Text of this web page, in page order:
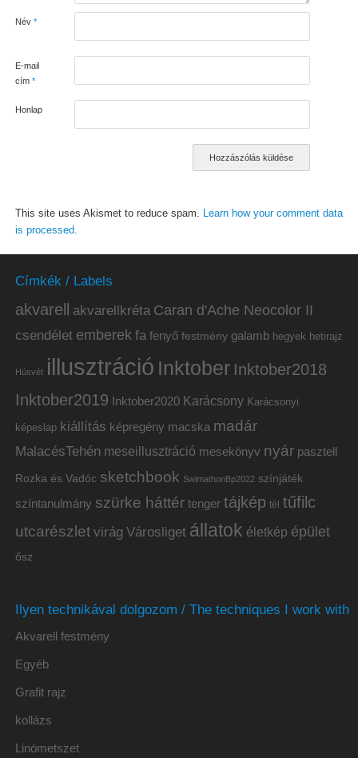
Név *
E-mail
cím *
Honlap
This site uses Akismet to reduce spam. Learn how your comment data
is processed.
Címkék / Labels
akvarell akvarellkréta Caran d'Ache Neocolor II
csendélet emberek fa fenyő festmény galamb hegyek hetirajz
Húsvét illusztráció Inktober Inktober2018
Inktober2019 Inktober2020 Karácsony Karácsonyi
képeslap kiállítás képregény macska madár
MalacésTehén meseillusztráció mesekönyv nyár pasztell
Rozka és Vadóc sketchbook SwimathonBp2022 színjáték
színtanulmány szürke háttér tenger tájkép tél tűfilc
utcarészlet virág Városliget állatok életkép épület
ősz
Ilyen technikával dolgozom / The techniques I work with
Akvarell festmény
Egyéb
Grafit rajz
kollázs
Linómetszet